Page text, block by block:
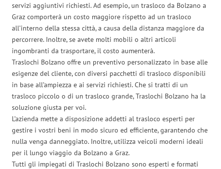
servizi aggiuntivi richiesti. Ad esempio, un trasloco da Bolzano a
Graz comporterà un costo maggiore rispetto ad un trasloco
all’interno della stessa città, a causa della distanza maggiore da
percorrere. Inoltre, se avete molti mobili o altri articoli
ingombranti da trasportare, il costo aumenterà.
Traslochi Bolzano offre un preventivo personalizzato in base alle
esigenze del cliente, con diversi pacchetti di trasloco disponibili
in base all’ampiezza e ai servizi richiesti. Che si tratti di un
trasloco piccolo o di un trasloco grande, Traslochi Bolzano ha la
soluzione giusta per voi.
L’azienda mette a disposizione addetti al trasloco esperti per
gestire i vostri beni in modo sicuro ed efficiente, garantendo che
nulla venga danneggiato. Inoltre, utilizza veicoli moderni ideali
per il lungo viaggio da Bolzano a Graz.
Tutti gli impiegati di Traslochi Bolzano sono esperti e formati